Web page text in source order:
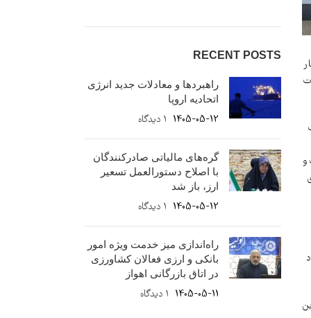
و
از این
RECENT POSTS
راهبردها و معادلات جدید انرژی
اتحادیه اروپا
1405-05-12 ۱ دیدگاه
گره‌های مالیاتی صادرکنندگان
با اصلاح دستورالعمل تسعیر
ارز، باز شد
1405-05-12 ۱ دیدگاه
راه‌اندازی میز خدمت ویژه امور
بانکی و ارزی فعالان کشاورزی
در اتاق بازرگانی اهواز
1405-05-11 ۱ دیدگاه